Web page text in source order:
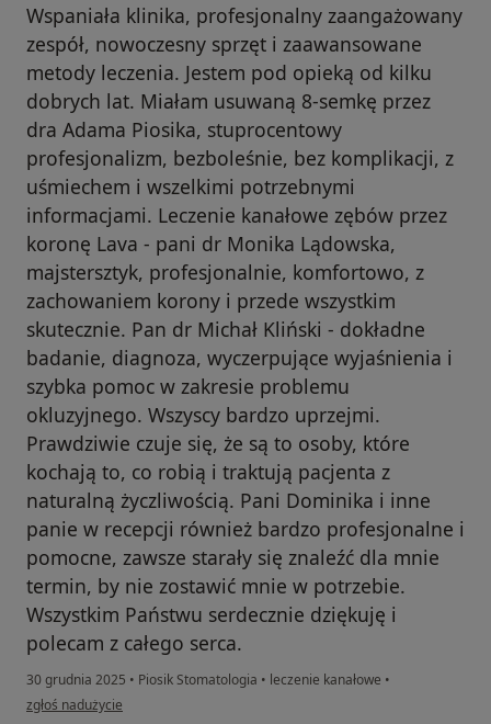
Wspaniała klinika, profesjonalny zaangażowany
zespół, nowoczesny sprzęt i zaawansowane
metody leczenia. Jestem pod opieką od kilku
dobrych lat. Miałam usuwaną 8-semkę przez
dra Adama Piosika, stuprocentowy
profesjonalizm, bezboleśnie, bez komplikacji, z
uśmiechem i wszelkimi potrzebnymi
informacjami. Leczenie kanałowe zębów przez
koronę Lava - pani dr Monika Lądowska,
majstersztyk, profesjonalnie, komfortowo, z
zachowaniem korony i przede wszystkim
skutecznie. Pan dr Michał Kliński - dokładne
badanie, diagnoza, wyczerpujące wyjaśnienia i
szybka pomoc w zakresie problemu
okluzyjnego. Wszyscy bardzo uprzejmi.
Prawdziwie czuje się, że są to osoby, które
kochają to, co robią i traktują pacjenta z
naturalną życzliwością. Pani Dominika i inne
panie w recepcji również bardzo profesjonalne i
pomocne, zawsze starały się znaleźć dla mnie
termin, by nie zostawić mnie w potrzebie.
Wszystkim Państwu serdecznie dziękuję i
polecam z całego serca.
30 grudnia 2025 • Piosik Stomatologia • leczenie kanałowe •
w opinii użytkownika Dorota S.
zgłoś nadużycie